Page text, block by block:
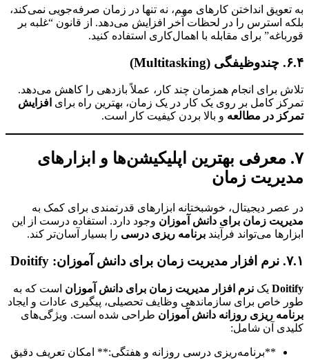
انداختن کارهای مهم، نه تنها در زمان صرفه‌جویی نمی‌کند،
استرس را در لحظات آخر افزایش می‌دهد. از قانون “غلبه بر
برای مقابله با اهمال‌کاری استفاده کنید.
برای انجام همزمان چند کار، عملاً بازدهی را کاهش می‌دهد.
کامل بر روی یک کار در یک زمان، بهترین راه برایافزایش
در مطالعهو بالا بردن کیفیت کار است.
معرفی بهترین اپلیکیشن‌ها و ابزارهای
زمان
دیجیتال، خوشبختانه ابزارهای قدرتمندی برای کمک به
زمان برای دانش آموزانوجود دارد. استفاده درست از این
می‌تواند فرآیندبرنامه ریزی درسیرا بسیار آسان‌تر کند.
یکنرم افزار مدیریت زمان برای دانش آموزاناست که به
خاص برای سازماندهی وظایف تحصیلی، پیگیری عادات و ایجاد
ریزی روزانه دانش آموزانطراحی شده است. ویژگی‌های
آن شامل:
**برنامه‌ریزی درسی روزانه و هفتگی:** امکان تعریف دقیق